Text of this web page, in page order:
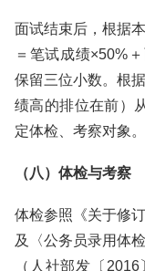
面试结束后，根据
＝笔试成绩×50%
保留三位小数。根
绩高的排位在前）
定体检、考察对象。
（八）体检与考察
体检参照《关于修
及〈公务员录用体
（人社部发〔